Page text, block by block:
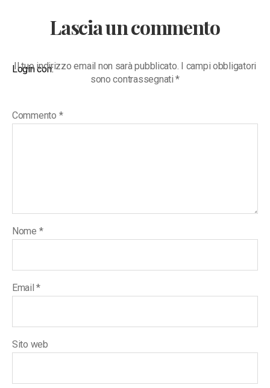
Lascia un commento
Login con:
Il tuo indirizzo email non sarà pubblicato. I campi obbligatori
sono contrassegnati*
Commento *
Nome *
Email*
Sito web